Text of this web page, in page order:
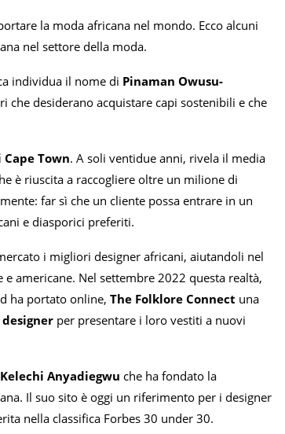
la moda africana nel mondo. Ecco alcuni
nel settore della moda.
individua il nome di Pinaman Owusu-
desiderano acquistare capi sostenibili e che
Town. A soli ventidue anni, rivela il media
è riuscita a raccogliere oltre un milione di
far sì che un cliente possa entrare in un
e diasporici preferiti.
i migliori designer africani, aiutandoli nel
americane. Nel settembre 2022 questa realtà,
ha portato online, The Folklore Connect una
per presentare i loro vestiti a nuovi
Kelechi Anyadiegwu che ha fondato la
Il suo sito è oggi un riferimento per i designer
nella classifica Forbes 30 under 30.